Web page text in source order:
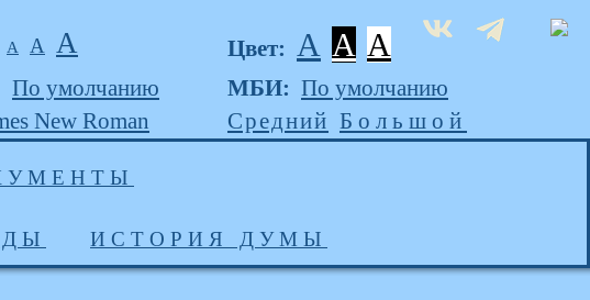
А А А Цвет: A A A
По умолчанию
New Roman
МБИ: По умолчанию
Средний Большой
ИСТОРИЯ ДУМЫ